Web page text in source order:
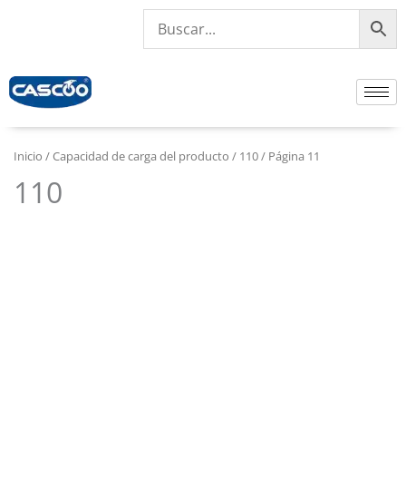
Inicio / Capacidad de carga del producto / 110/ Página 11
110